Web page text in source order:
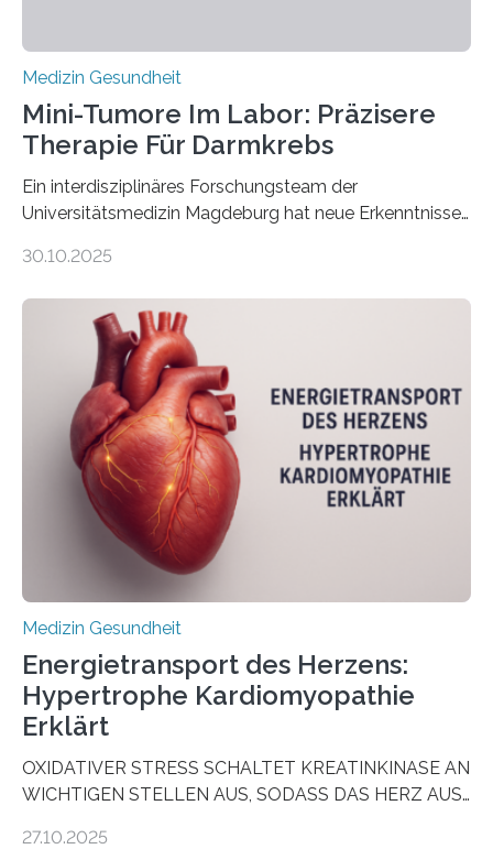
Medizin Gesundheit
Mini-Tumore Im Labor: Präzisere
Therapie Für Darmkrebs
Ein interdisziplinäres Forschungsteam der
Universitätsmedizin Magdeburg hat neue Erkenntnisse
behandelt werden kann. In ihrer aktuellen Studie,
Oncology, zeigen die Forschenden, dass Mini-Tumore
aus Gewebe von Patientinnen und Patienten –
sogenannte Organoide – genutzt werden können, um
vorab zu prüfen, welche Medikamente am besten
wirken. Dabei wurde ein Eiweiß identifiziert, das künftig
als Biomarker für die Wahl der passenden Therapie
dienen könnte. Darmkrebs zählt weltweit zu den
häufigsten Krebsarten und stellt…
30.10.2025
Medizin Gesundheit
Energietransport des Herzens:
Hypertrophe Kardiomyopathie
Erklärt
OXIDATIVER STRESS SCHALTET KREATINKINASE AN
WICHTIGEN STELLEN AUS, SODASS DAS HERZ AUS
aus dem Deutschen Zentrum für Herzinsuffizienz
27.10.2025